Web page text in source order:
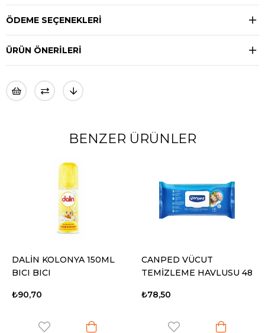
ÖDEME SEÇENEKLERI
ÜRÜN ÖNERILERI
BENZER ÜRÜNLER
DALİN KOLONYA 150ML
BICI BICI
₺90,70
CANPED VÜCUT
TEMİZLEME HAVLUSU 48
₺78,50